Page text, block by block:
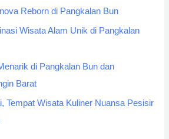
Reborn di Pangkalan Bun
Wisata Alam Unik di Pangkalan
di Pangkalan Bun dan
Barat
Tempat Wisata Kuliner Nuansa Pesisir